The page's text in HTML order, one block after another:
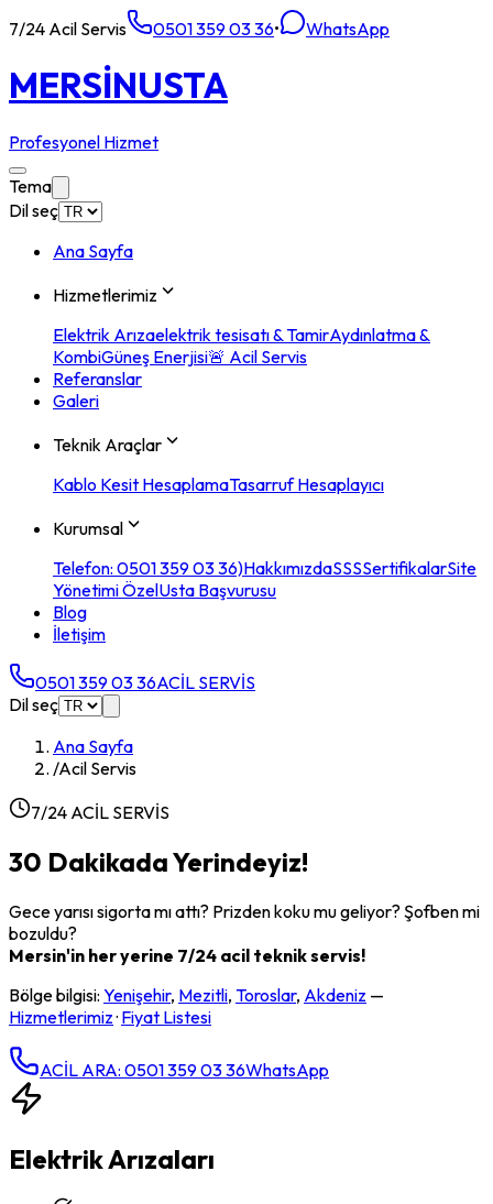
7/24 Acil Servis 0501 359 03 36• WhatsApp
MERSİNUSTA
Profesyonel Hizmet
Tema
Dil seç
Ana Sayfa
Hizmetlerimiz
Elektrik Arızaelektrik tesisatı & TamirAydınlatma &
KombiGüneş Enerjisi🚨 Acil Servis
Referanslar
Galeri
Teknik Araçlar
Kablo Kesit HesaplamaTasarruf Hesaplayıcı
Kurumsal
Telefon: 0501 359 03 36)HakkımızdaSSSSertifikalarSite
Yönetimi ÖzelUsta Başvurusu
Blog
İletişim
0501 359 03 36ACİL SERVİS
Dil seç
Ana Sayfa
/Acil Servis
7/24 ACİL SERVİS
30 Dakikada Yerindeyiz!
Gece yarısı sigorta mı attı? Prizden koku mu geliyor? Şofben mi
bozuldu?
Mersin'in her yerine 7/24 acil teknik servis!
Bölge bilgisi: Yenişehir, Mezitli, Toroslar, Akdeniz —
Hizmetlerimiz· Fiyat Listesi
ACİL ARA: 0501 359 03 36WhatsApp
Elektrik Arızaları